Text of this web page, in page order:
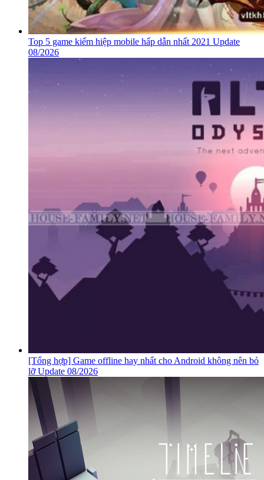
Top 5 game kiếm hiệp mobile hấp dẫn nhất 2021 Update
08/2026
[Tổng hợp] Game offline hay nhất cho Android không nên bỏ
lỡ Update 08/2026